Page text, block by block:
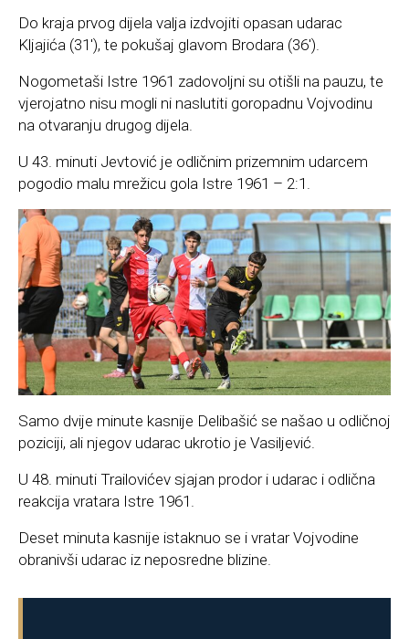
Do kraja prvog dijela valja izdvojiti opasan udarac
Kljajića (31′), te pokušaj glavom Brodara (36′).
Nogometaši Istre 1961 zadovoljni su otišli na pauzu, te
vjerojatno nisu mogli ni naslutiti goropadnu Vojvodinu
na otvaranju drugog dijela.
U 43. minuti Jevtović je odličnim prizemnim udarcem
pogodio malu mrežicu gola Istre 1961 – 2:1.
Samo dvije minute kasnije Delibašić se našao u odličnoj
poziciji, ali njegov udarac ukrotio je Vasiljević.
U 48. minuti Trailovićev sjajan prodor i udarac i odlična
reakcija vratara Istre 1961.
Deset minuta kasnije istaknuo se i vratar Vojvodine
obranivši udarac iz neposredne blizine.